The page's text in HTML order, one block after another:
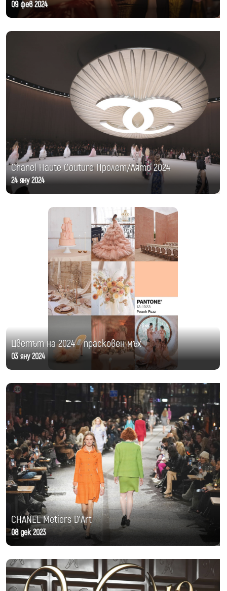
09 фев 2024
Chanel Haute Couture Пролет/Лято 2024
24 яну 2024
Цветът на 2024 - прасковен мъх
03 яну 2024
CHANEL Metiers D'Art
08 дек 2023